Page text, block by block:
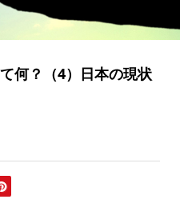
何？（4）日本の現状